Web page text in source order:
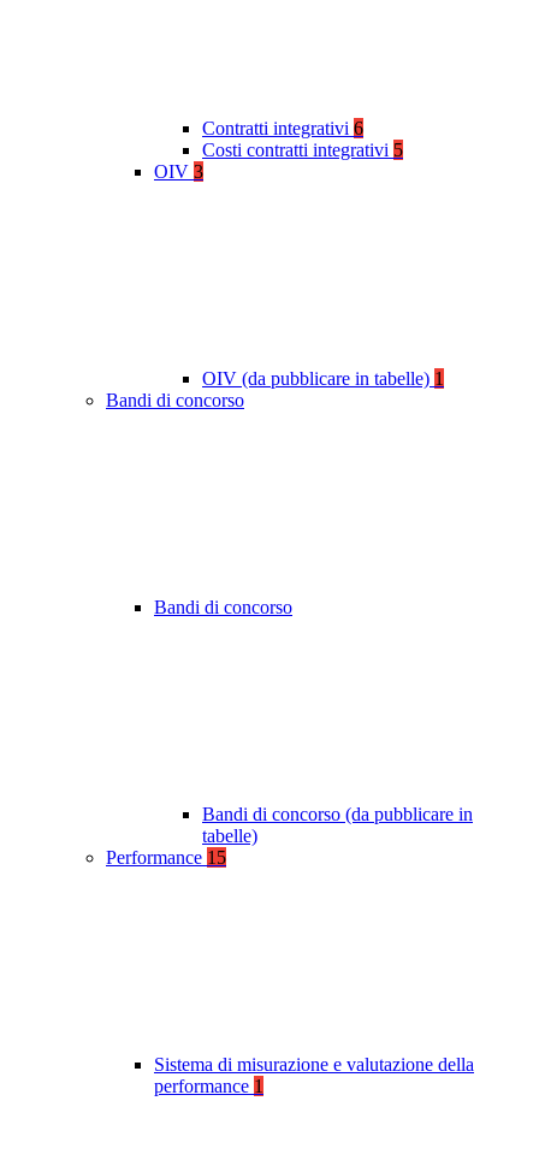
Contratti integrativi 6
Costi contratti integrativi 5
OIV 3
OIV (da pubblicare in tabelle) 1
Bandi di concorso
Bandi di concorso
Bandi di concorso (da pubblicare in
tabelle)
Performance 15
Sistema di misurazione e valutazione della
performance 1